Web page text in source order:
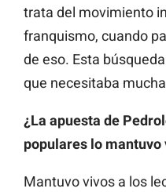
trata del movimiento
franquismo, cuando
de eso. Esta
que necesitaba
¿La apuesta de
populares lo mantuvo
Mantuvo vivos a los